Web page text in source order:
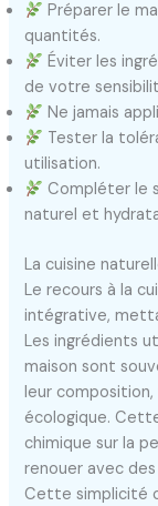
Préparer le
quantités.
Éviter les
de votre
Ne jamais
Tester la
utilisation.
Compléter le
naturel et
La cuisine
Le recours à la
intégrative,
Les ingrédients
maison sont
leur
écologique.
chimique sur la
renouer avec
Cette simplicité